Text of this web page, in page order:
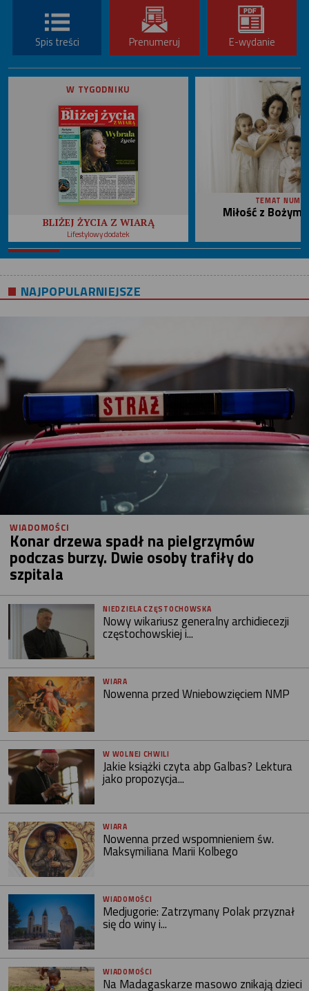
Spis treści Prenumeruj E-wydanie
W TYGODNIKU
BLIŻEJ ŻYCIA Z WIARĄ
Lifestylowy dodatek
TEMAT
Miłość z
NAJPOPULARNIEJSZE
WIADOMOŚCI
Konar drzewa spadł na pielgrzymów
podczas burzy. Dwie osoby trafiły do
szpitala
NIEDZIELA CZĘSTOCHOWSKA
Nowy wikariusz generalny archidiecezji
częstochowskiej i...
WIARA
Nowenna przed Wniebowzięciem NMP
W WOLNEJ CHWILI
Jakie książki czyta abp Galbas? Lektura
jako propozycja...
WIARA
Nowenna przed wspomnieniem św.
Maksymiliana Marii Kolbego
WIADOMOŚCI
Medjugorie: Zatrzymany Polak przyznał
się do winy i...
WIADOMOŚCI
Na Madagaskarze masowo znikają dzieci